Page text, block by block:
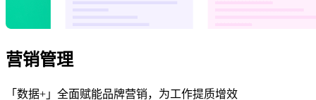
营销管理
「数据+」全面赋能品牌营销，为工作提质增效